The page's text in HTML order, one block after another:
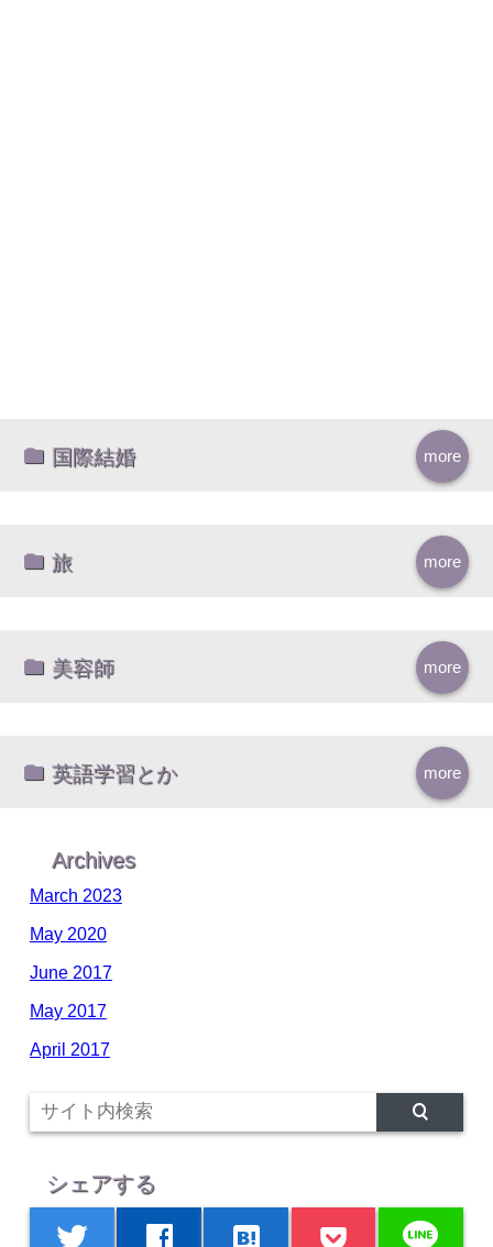
more
国際結婚
more
旅
more
美容師
more
英語学習とか
Archives
March 2023
May 2020
June 2017
May 2017
April 2017
シェアする
twitter facebook hatenabookmark